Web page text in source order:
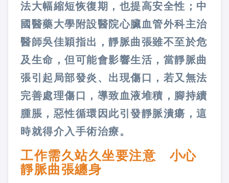
法大幅縮短恢復期，也提高安全性；中
國醫藥大學附設醫院心臟血管外科主治
醫師吳佳穎指出，靜脈曲張雖不至於危
及生命，但可能會影響生活，當靜脈曲
張引起局部發炎、出現傷口，若又無法
完善處理傷口，導致血液堆積，腳持續
腫脹，惡性循環因此引發靜脈潰瘍，這
時就得介入手術治療。
工作需久站久坐要注意 小心
靜脈曲張纏身